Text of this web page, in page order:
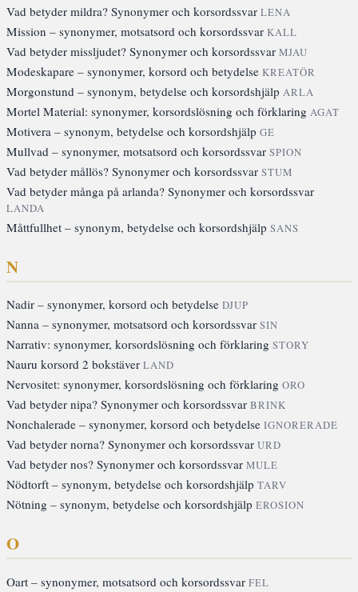
Vad betyder mildra? Synonymer och korsordssvar LENA
Mission – synonymer, motsatsord och korsordssvar KALL
Vad betyder missljudet? Synonymer och korsordssvar MJAU
Modeskapare – synonymer, korsord och betydelse KREATÖR
Morgonstund – synonym, betydelse och korsordshjälp ARLA
Mortel Material: synonymer, korsordslösning och förklaring AGAT
Motivera – synonym, betydelse och korsordshjälp GE
Mullvad – synonymer, motsatsord och korsordssvar SPION
Vad betyder mållös? Synonymer och korsordssvar STUM
Vad betyder många på arlanda? Synonymer och korsordssvar
LANDA
Måttfullhet – synonym, betydelse och korsordshjälp SANS
N
Nadir – synonymer, korsord och betydelse DJUP
Nanna – synonymer, motsatsord och korsordssvar SIN
Narrativ: synonymer, korsordslösning och förklaring STORY
Nauru korsord 2 bokstäver LAND
Nervositet: synonymer, korsordslösning och förklaring ORO
Vad betyder nipa? Synonymer och korsordssvar BRINK
Nonchalerade – synonymer, korsord och betydelse IGNORERADE
Vad betyder norna? Synonymer och korsordssvar URD
Vad betyder nos? Synonymer och korsordssvar MULE
Nödtorft – synonym, betydelse och korsordshjälp TARV
Nötning – synonym, betydelse och korsordshjälp EROSION
O
Oart – synonymer, motsatsord och korsordssvar FEL